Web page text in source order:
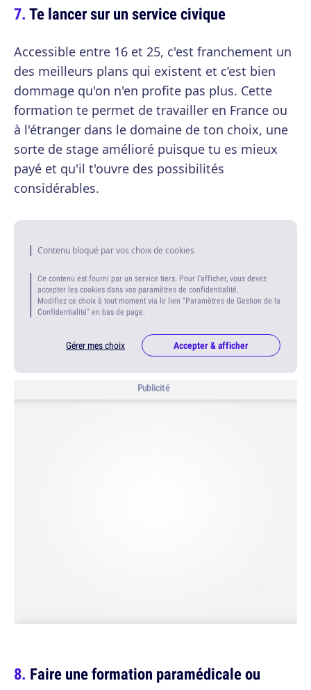
Te lancer sur un service civique
Accessible entre 16 et 25, c'est franchement un
des meilleurs plans qui existent et c’est bien
dommage qu'on n'en profite pas plus. Cette
formation te permet de travailler en France ou
à l'étranger dans le domaine de ton choix, une
sorte de stage amélioré puisque tu es mieux
payé et qu'il t'ouvre des possibilités
considérables.
Contenu bloqué par vos choix de cookies
Ce contenu est fourni par un service tiers. Pour l'afficher, vous devez
accepter les cookies dans vos paramètres de confidentialité.
Modifiez ce choix à tout moment via le lien "Paramètres de Gestion de la
Confidentialité" en bas de page.
Gérer mes choix Accepter & afficher
Publicité
Faire une formation paramédicale ou